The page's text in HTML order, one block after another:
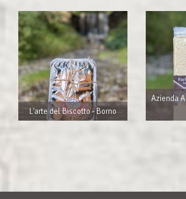
L'arte del Biscotto - Borno
Azienda